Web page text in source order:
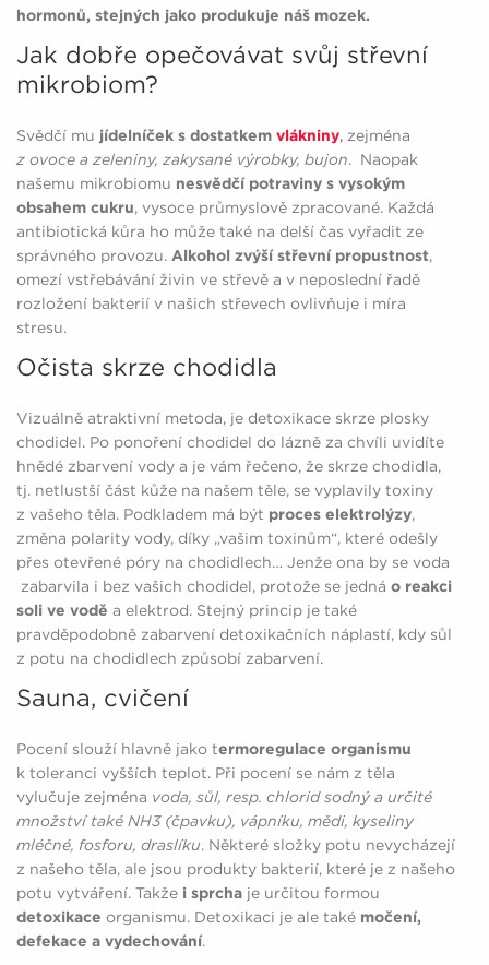
hormonů, stejných jako produkuje náš mozek.
Jak dobře opečovávat svůj střevní
mikrobiom?
Svědčí mu jídelníček s dostatkem vlákniny, zejména
z ovoce a zeleniny, zakysané výrobky, bujon. Naopak
našemu mikrobiomu nesvědčí potraviny s vysokým
obsahem cukru, vysoce průmyslově zpracované. Každá
antibiotická kůra ho může také na delší čas vyřadit ze
správného provozu. Alkohol zvýší střevní propustnost,
omezí vstřebávání živin ve střevě a v neposlední řadě
rozložení bakterií v našich střevech ovlivňuje i míra
stresu.
Očista skrze chodidla
Vizuálně atraktivní metoda, je detoxikace skrze plosky
chodidel. Po ponoření chodidel do lázně za chvíli uvidíte
hnědé zbarvení vody a je vám řečeno, že skrze chodidla,
tj. netlustší část kůže na našem těle, se vyplavily toxiny
z vašeho těla. Podkladem má být proces elektrolýzy,
změna polarity vody, díky „vašim toxinům“, které odešly
přes otevřené póry na chodidlech… Jenže ona by se voda
zabarvila i bez vašich chodidel, protože se jedná o reakci
soli ve vodě a elektrod. Stejný princip je také
pravděpodobně zabarvení detoxikačních náplastí, kdy sůl
z potu na chodidlech způsobí zabarvení.
Sauna, cvičení
Pocení slouží hlavně jako termoregulace organismu
k toleranci vyšších teplot. Při pocení se nám z těla
vylučuje zejména voda, sůl, resp. chlorid sodný a určité
množství také NH3 (čpavku), vápníku, mědi, kyseliny
mléčné, fosforu, draslíku. Některé složky potu nevycházejí
z našeho těla, ale jsou produkty bakterií, které je z našeho
potu vytváření. Takže i sprcha je určitou formou
detoxikace organismu. Detoxikaci je ale také močení,
defekace a vydechování.